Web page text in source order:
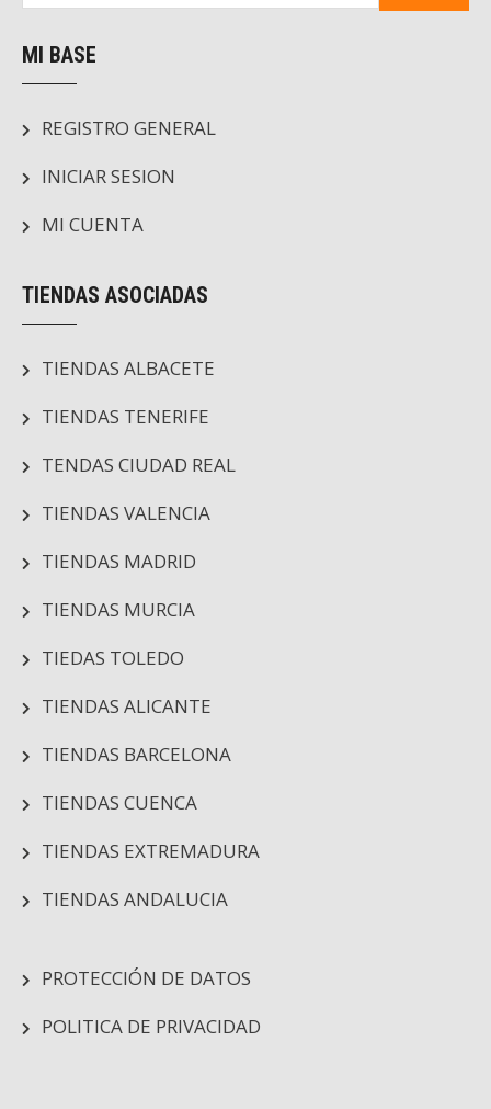
MI BASE
REGISTRO GENERAL
INICIAR SESION
MI CUENTA
TIENDAS ASOCIADAS
TIENDAS ALBACETE
TIENDAS TENERIFE
TENDAS CIUDAD REAL
TIENDAS VALENCIA
TIENDAS MADRID
TIENDAS MURCIA
TIEDAS TOLEDO
TIENDAS ALICANTE
TIENDAS BARCELONA
TIENDAS CUENCA
TIENDAS EXTREMADURA
TIENDAS ANDALUCIA
PROTECCIÓN DE DATOS
POLITICA DE PRIVACIDAD